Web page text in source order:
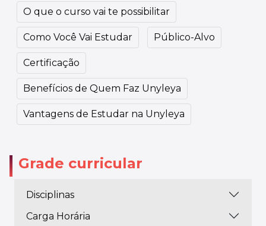
O que o curso vai te possibilitar
Como Você Vai Estudar Público-Alvo
Certificação
Benefícios de Quem Faz Unyleya
Vantagens de Estudar na Unyleya
Grade curricular
Disciplinas
Carga Horária